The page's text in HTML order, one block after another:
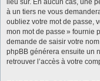
lieu sûr. En aucun cas, une
à un tiers ne vous
oubliez votre mot de passe,
mon mot de passe » fournie
demande de saisir votre
phpBB générera ensuite un
retrouver l’accès à votre